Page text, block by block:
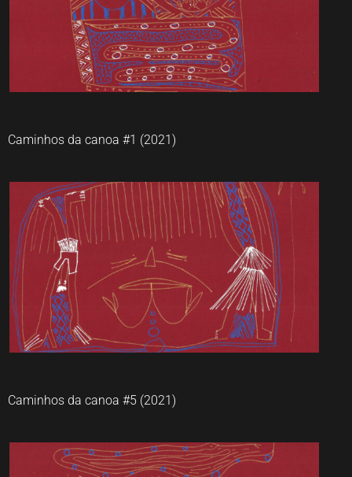
Gustavo Caboco
Caminhos da canoa #1 (2021)
Caminhos da canoa #5 (2021)